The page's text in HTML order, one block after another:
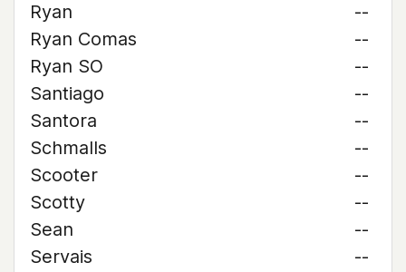
Ryan
--
Ryan Comas
--
Ryan SO
--
Santiago
--
Santora
--
Schmalls
--
Scooter
--
Scotty
--
Sean
--
Servais
--